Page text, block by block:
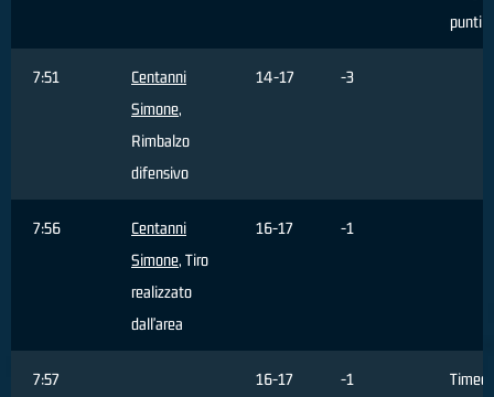
punti
7:51
Centanni
Simone,
Rimbalzo
difensivo
14-17 -3
7:56
Centanni
Simone, Tiro
realizzato
dall'area
16-17 -1
7:57 16-17 -1